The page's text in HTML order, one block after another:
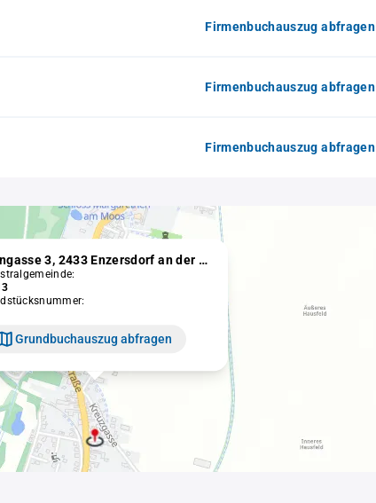
Firmenbuchauszug abfragen
Firmenbuchauszug abfragen
Firmenbuchauszug abfragen
Bahngasse 3, 2433 Enzersdorf an der Fischa
Grundbuchauszug abfragen